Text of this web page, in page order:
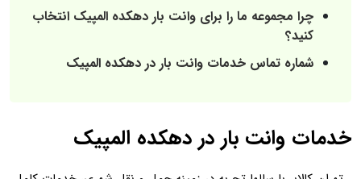
چرا مجموعه ما را برای وانت بار دهکده المپیک انتخاب
کنید؟
شماره تماس خدمات وانت بار در دهکده المپیک
خدمات وانت بار در دهکده المپیک